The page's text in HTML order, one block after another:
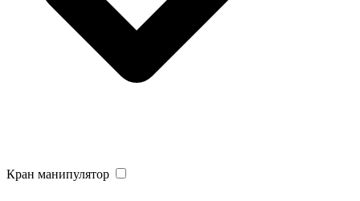
Кран манипулятор